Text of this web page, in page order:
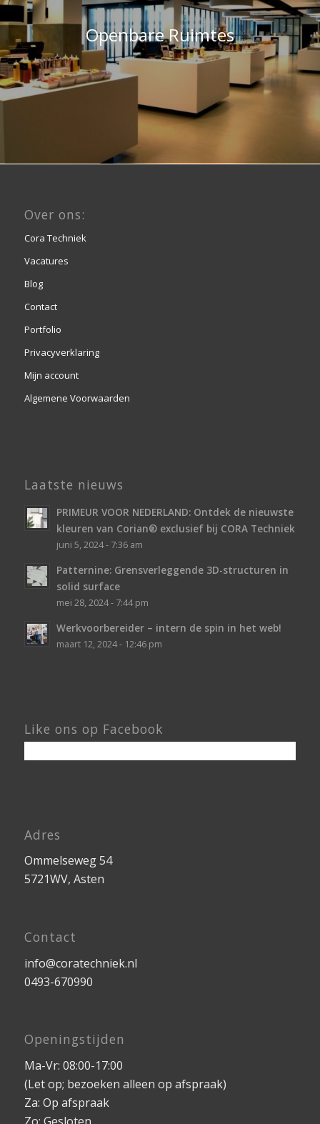
Openbare Ruimtes
Over ons:
Cora Techniek
Vacatures
Blog
Contact
Portfolio
Privacyverklaring
Mijn account
Algemene Voorwaarden
Laatste nieuws
PRIMEUR VOOR NEDERLAND: Ontdek de nieuwste
kleuren van Corian® exclusief bij CORA Techniek
juni 5, 2024 - 7:36 am
Patternine: Grensverleggende 3D-structuren in
solid surface
mei 28, 2024 - 7:44 pm
Werkvoorbereider – intern de spin in het web!
maart 12, 2024 - 12:46 pm
Like ons op Facebook
Adres
Ommelseweg 54
5721WV, Asten
Contact
info@coratechniek.nl
0493-670990
Openingstijden
Ma-Vr: 08:00-17:00
(Let op; bezoeken alleen op afspraak)
Za: Op afspraak